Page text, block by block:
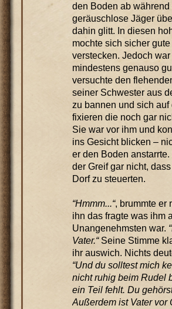
den Boden ab während
geräuschlose Jäger
dahin glitt. In diesen
mochte sich sicher
verstecken. Jedoch war
mindestens genauso
versuchte den
seiner Schwester aus
zu bannen und sich auf
fixieren die noch gar
Sie war vor ihm und
ins Gesicht blicken –
er den Boden
der Greif gar nicht,
Dorf zu steuerten.
“Hmmm...“, brummte er
ihn das fragte was ihm
Unangenehmsten war.
Vater.“Seine Stimme
ihr auswich. Nichts
“Und du solltest mich
nicht ruhig beim Rudel
ein Teil fehlt. Du
Außerdem ist Vater vor